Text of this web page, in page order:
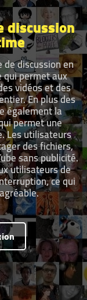
discussion
discussion en
permet aux
vidéos et des
En plus des
également la
permet une
Les utilisateurs
des fichiers,
sans publicité.
utilisateurs de
ce qui